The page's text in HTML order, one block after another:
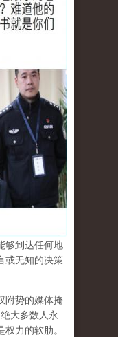
够到达任何地
或无知的决策
附势的媒体掩
大多数人永
力的软肋。